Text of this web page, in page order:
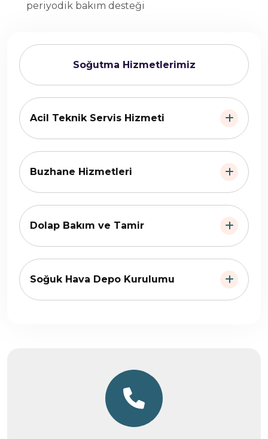
Soğutma Hizmetlerimiz
Acil Teknik Servis Hizmeti
Buzhane Hizmetleri
Dolap Bakım ve Tamir
Soğuk Hava Depo Kurulumu
periyodik bakım desteği